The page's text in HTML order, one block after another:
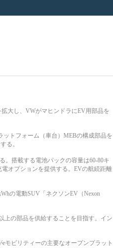
大し、VWがマヒンドラにEV用部品を
トフォーム（車台）MEBの構成部品を
る。
搭載する電池パックの容量は60-80キ
オプションを提供する。EVの航続距離
の電動SUV「ネクソンEV（Nexon
上の部品を供給することを目指す。イン
ビリティーの主要なオープンプラット